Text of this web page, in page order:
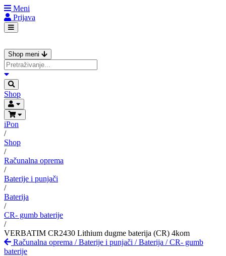
Meni
Prijava
Shop meni
Shop
iPon
/
Shop
/
Računalna oprema
/
Baterije i punjači
/
Baterija
/
CR- gumb baterije
/
VERBATIM CR2430 Lithium dugme baterija (CR) 4kom
Računalna oprema /Baterije i punjači /Baterija /CR- gumb
baterije